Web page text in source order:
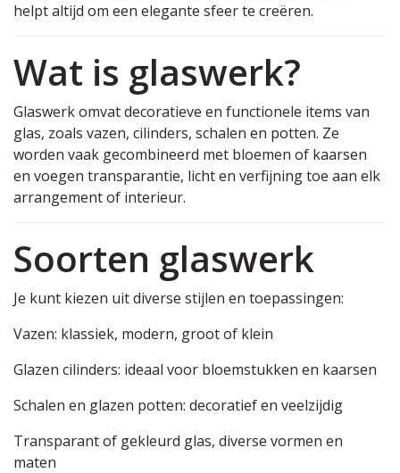
helpt altijd om een elegante sfeer te creëren.
Wat is glaswerk?
Glaswerk omvat decoratieve en functionele items van
glas, zoals vazen, cilinders, schalen en potten. Ze
worden vaak gecombineerd met bloemen of kaarsen
en voegen transparantie, licht en verfijning toe aan elk
arrangement of interieur.
Soorten glaswerk
Je kunt kiezen uit diverse stijlen en toepassingen:
Vazen: klassiek, modern, groot of klein
Glazen cilinders: ideaal voor bloemstukken en kaarsen
Schalen en glazen potten: decoratief en veelzijdig
Transparant of gekleurd glas, diverse vormen en
maten